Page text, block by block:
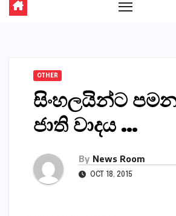
OTHER
සිංහලයින්ට
ජාති වාදය …
By News Room
OCT 18, 2015